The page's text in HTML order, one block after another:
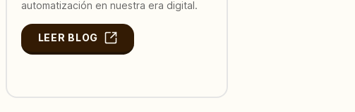
automatización en nuestra era digital.
LEER BLOG